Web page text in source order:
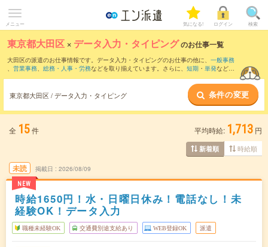
メニュー 気になる! ログイン 検索
東京都大田区 × データ入力・タイピングのお仕事一覧
大田区の派遣のお仕事情報です。データ入力・タイピングのお仕事の他に、 一般事務
、 営業事務、 総務・人事・労務などを取り揃えています。さらに、 短期 ・ 単発などの
東京都大田区 / データ入力・タイピング 条件の変更
全 15件 平均時給: 1,713 円
新着順 時給順
未読
NEW
掲載日 2026/08/09
時給1650円！水・日曜日休み！電話なし！未
経験OK！データ入力
職種未経験OK 交通費別途支給あり WEB登録OK 派遣